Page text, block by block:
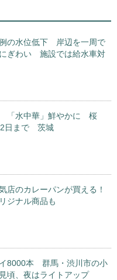
の水位低下 岸辺を一周で
ぎわい 施設では給水車対
「水中華」鮮やかに 桜
日まで 茨城
店のカレーパンが買える！
ジナル商品も
8000本 群馬・渋川市の小
頃、夜はライトアップ